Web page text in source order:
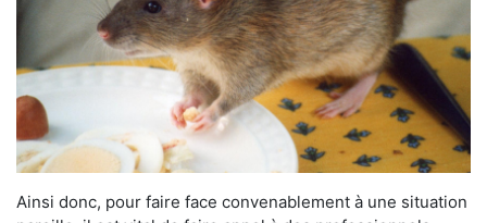
Ainsi donc, pour faire face convenablement à une situation